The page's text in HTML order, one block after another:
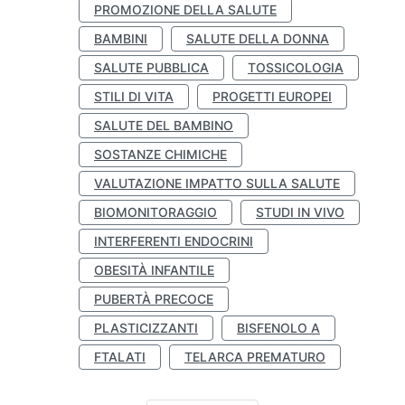
PROMOZIONE DELLA SALUTE
BAMBINI
SALUTE DELLA DONNA
SALUTE PUBBLICA
TOSSICOLOGIA
STILI DI VITA
PROGETTI EUROPEI
SALUTE DEL BAMBINO
SOSTANZE CHIMICHE
VALUTAZIONE IMPATTO SULLA SALUTE
BIOMONITORAGGIO
STUDI IN VIVO
INTERFERENTI ENDOCRINI
OBESITÀ INFANTILE
PUBERTÀ PRECOCE
PLASTICIZZANTI
BISFENOLO A
FTALATI
TELARCA PREMATURO